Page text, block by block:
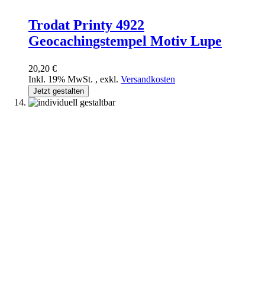
Trodat Printy 4922
Geocachingstempel Motiv Lupe
20,20 €
Inkl. 19% MwSt. , exkl. Versandkosten
Jetzt gestalten